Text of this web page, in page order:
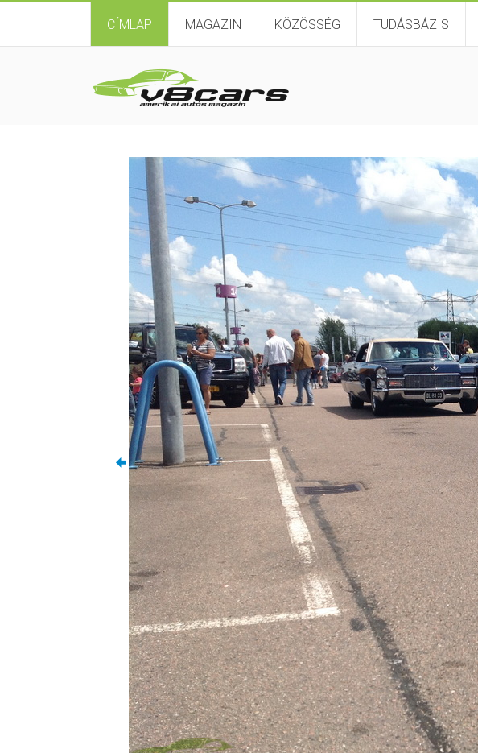
CÍMLAP MAGAZIN KÖZÖSSÉG TUDÁSBÁZIS